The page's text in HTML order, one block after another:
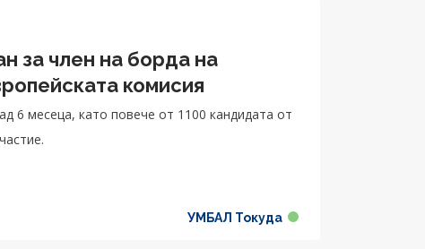
член на борда на
комисия
6 месеца, като повече от 1100 кандидата от
УМБАЛ Токуда